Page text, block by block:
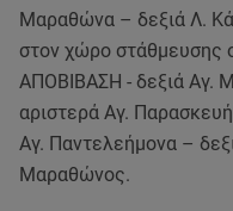
Μαραθώνα – δεξιά Λ.
στον χώρο στάθμευσης
ΑΠΟΒΙΒΑΣΗ - δεξιά Αγ.
αριστερά Αγ.
Αγ. Παντελεήμονα –
Μαραθώνος.